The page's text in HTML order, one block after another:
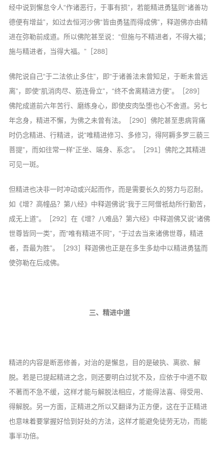
经中说到懈怠令人“作诸恶行，于事有损”，若能精进勇猛则“诸善功
德便有增益”，如过去恒河沙佛“皆由勇猛而得成佛”，释迦佛亦由精
进在弥勒前成道。所以佛陀甚至说：“但施与不精进者，不得大福；
施与精进者，当得大福。”［288］
佛陀说自己“于二法依止多住”，即“于诸善法未曾知足，于断未曾远
离”，即使“肌消肉尽、筋连骨立”，“终不舍离精进方便”。［289］
佛陀成道前六年苦行、磨练身心，即使皮肉坠堕也心不舍道。另七
年念身，精进不懈，为佛之未曾有法。［290］佛陀甚至患病背痛
时仍念精进、行精进，说“唯精进修习、多修习，得阿耨多罗三藐三
菩提”，而如往常一样“正坐、端身、系念”。［291］佛陀之其精进
可见一斑。
但精进也决非一时冲动或兴起而作，而是需要长久的努力与忍耐。
如《增？高幢品？第八经》中释迦佛说“我于三阿僧祇劫所行勤苦，
成无上道”。［292］在《增？八难品？第六经》中释迦佛又说“诸佛
世尊皆同一类”，而“唯有精进不同”，“于过去当来诸佛世尊，精进
者，吾最为胜”。［293］释迦佛也正是在多生多劫中以精进勇猛而
使弥勒在后成佛。
三、精进中道
精进的内容是断恶修善，对治的是懈怠，目的是破执、离欲、解
脱。若是已提起精进之念，则还要明白过犹不及，应依于中道不取
不著而不急不缓，这样才能与解脱法相应，才能得法喜、得受用、
得解脱。另一方面，正精进之所以又翻译为正方便，这在于正精进
也意味着要掌握好恰到好处的方法，这样才能避免徒劳无功，而能
事半功倍。